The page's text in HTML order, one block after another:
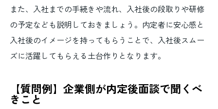
また、入社までの手続きや流れ、入社後の段取りや研修
の予定なども説明しておきましょう。内定者に安心感と
入社後のイメージを持ってもらうことで、入社後スムー
ズに活躍してもらえる土台作りとなります。
【質問例】企業側が内定後面談で聞くべ
きこと